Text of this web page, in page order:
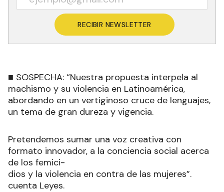
RECIBIR NEWSLETTER
■ SOSPECHA: “Nuestra propuesta interpela al
machismo y su violencia en Latinoamérica,
abordando en un vertiginoso cruce de lenguajes,
un tema de gran dureza y vigencia.
Pretendemos sumar una voz creativa con
formato innovador, a la conciencia social acerca
de los femici-
dios y la violencia en contra de las mujeres”.
cuenta Leyes.